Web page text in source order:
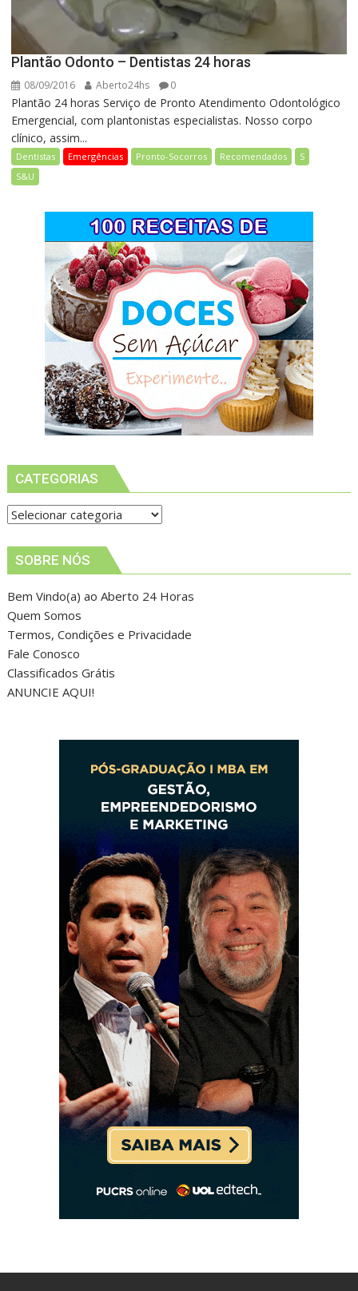
Plantão Odonto – Dentistas 24 horas
08/09/2016 Aberto24hs 0
Plantão 24 horas Serviço de Pronto Atendimento Odontológico
Emergencial, com plantonistas especialistas. Nosso corpo
clínico, assim...
Dentistas Emergências Pronto-Socorros Recomendados
S
S&U
CATEGORIAS
Categorias
SOBRE NÓS
Bem Vindo(a) ao Aberto 24 Horas
Quem Somos
Termos, Condições e Privacidade
Fale Conosco
Classificados Grátis
ANUNCIE AQUI!